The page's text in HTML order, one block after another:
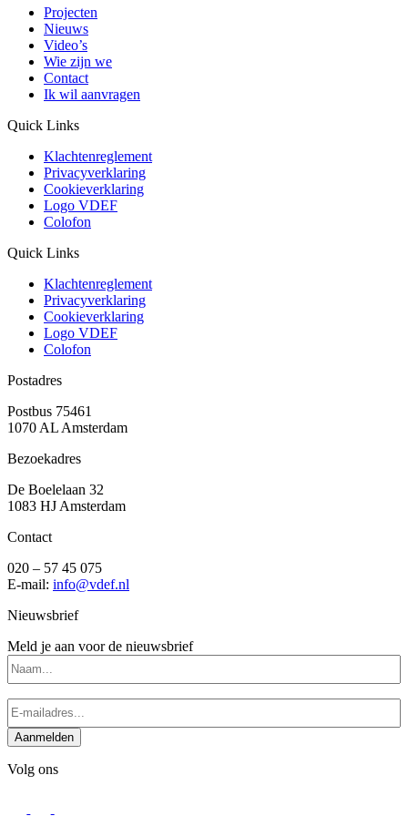
Projecten
Nieuws
Video’s
Wie zijn we
Contact
Ik wil aanvragen
Quick Links
Klachtenreglement
Privacyverklaring
Cookieverklaring
Logo VDEF
Colofon
Quick Links
Klachtenreglement
Privacyverklaring
Cookieverklaring
Logo VDEF
Colofon
Postadres
Postbus 75461
1070 AL Amsterdam
Bezoekadres
De Boelelaan 32
1083 HJ Amsterdam
Contact
020 – 57 45 075
E-mail: info@vdef.nl
Nieuwsbrief
Meld je aan voor de nieuwsbrief
Naam...
E-
mailadres...
(Vereist)
Aanmelden
Volg ons